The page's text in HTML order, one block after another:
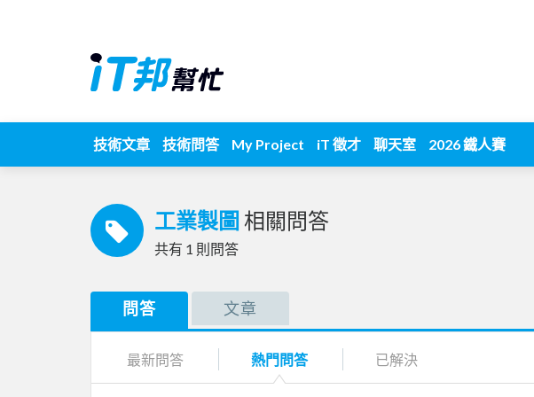
技術文章 技術問答 My Project iT 徵才 聊天室 2026 鐵人賽
工業製圖 相關問答
共有 1 則問答
問答 文章
最新問答 熱門問答 已解決